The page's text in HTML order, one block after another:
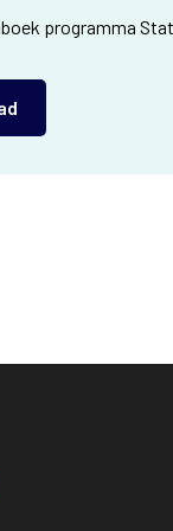
programma